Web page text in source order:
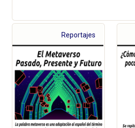
Reportajes